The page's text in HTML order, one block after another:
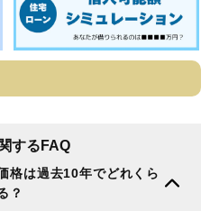
するFAQ
格は過去10年でどれくら
？